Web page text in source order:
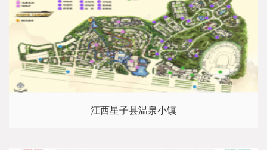
江西星子县温泉小镇